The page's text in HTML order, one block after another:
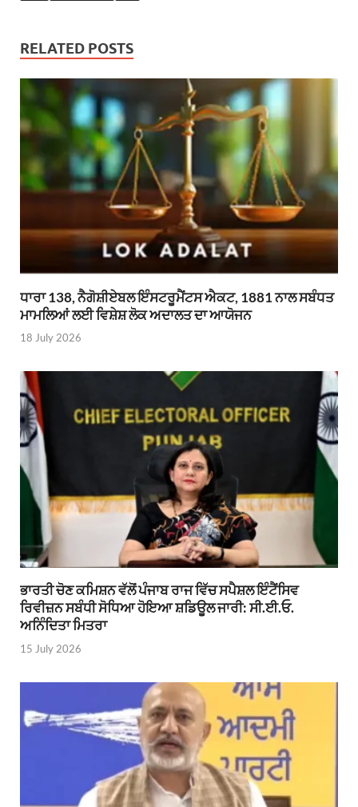
RELATED POSTS
ਧਾਰਾ 138, ਨੈਗੋਸ਼ੀਏਬਲ ਇੰਸਟਰੂਮੈਂਟਸ ਐਕਟ, 1881 ਨਾਲ ਸਬੰਧਤ
ਮਾਮਲਿਆਂ ਲਈ ਵਿਸ਼ੇਸ਼ ਲੋਕ ਅਦਾਲਤ ਦਾ ਆਯੋਜਨ
18 July 2026
ਭਾਰਤੀ ਚੋਣ ਕਮਿਸ਼ਨ ਵੱਲੋਂ ਪੰਜਾਬ ਰਾਜ ਵਿੱਚ ਸਪੈਸ਼ਲ ਇੰਟੈਂਸਿਵ
ਰਿਵੀਜ਼ਨ ਸਬੰਧੀ ਸੋਧਿਆ ਹੋਇਆ ਸ਼ਡਿਊਲ ਜਾਰੀ: ਸੀ.ਈ.ਓ.
ਅਨਿੰਦਿਤਾ ਮਿਤਰਾ
15 July 2026